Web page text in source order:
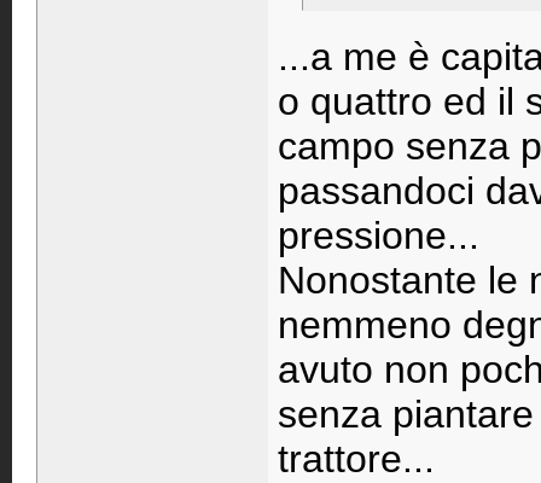
...a me è
o quattro ed il
campo senza
passandoci
pressione...
Nonostante le
nemmeno
avuto non
senza
trattore...